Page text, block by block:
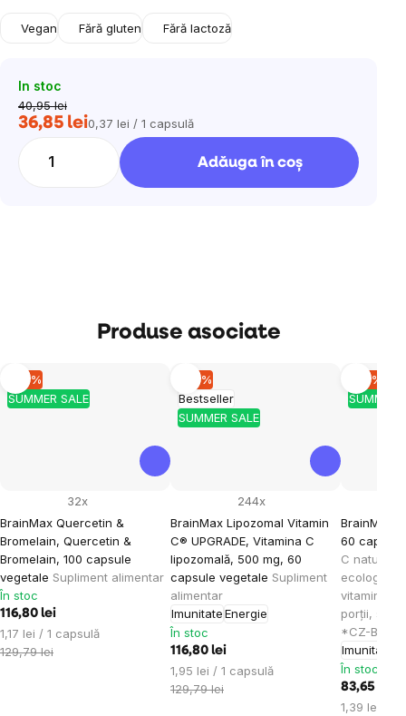
Vegan Fără gluten Fără lactoză
In stoc
40,95 lei
36,85 leiEvaluare
0,37 lei / 1 capsulă
Adăuga în coş
Produse asociate
SUMMER SALE
–10 %
BrainMax Quercetin &
Bromelain, Quercetin &
Bromelain, 100 capsule
vegetale Supliment alimentar
32x
În stoc
116,80 lei
Evaluare
preţ:
1,17 lei / 1 capsulă
129,79 lei
Bestseller
SUMMER SALE
–10 %
BrainMax Lipozomal Vitamin
C® UPGRADE, Vitamina C
lipozomală, 500 mg, 60
capsule vegetale Supliment
alimentar
ImunitateEnergie
244x
În stoc
116,80 lei
Evaluare
preţ:
1,95 lei / 1 capsulă
129,79 lei
SUMMER
–10 %
BrainMax
60
C naturală
ecologică,
vitamina C
porții,
*CZ-BIO-
Imunitate
În stoc
83,65 lei
Evaluare
1,39 lei / 1